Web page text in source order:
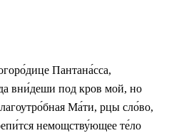
Пантана́сса,
вни́деши под кров мой, но
Ма́ти, рцы сло́во,
немощству́ющее те́ло